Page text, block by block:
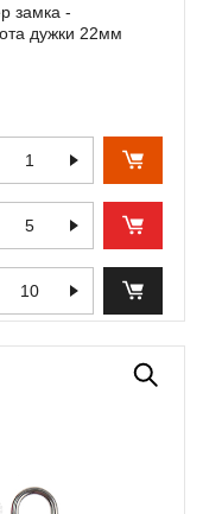
замка -
дужки 22мм